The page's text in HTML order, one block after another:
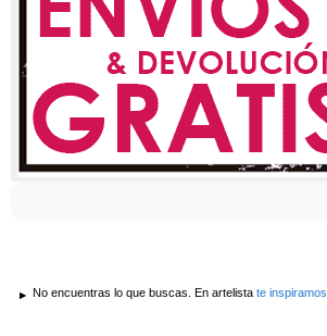
No encuentras lo que buscas. En artelista te inspiramos